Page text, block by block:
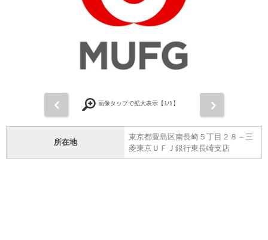
画像タップで拡大表示【1/1】
所在地
東京都豊島区南長崎５丁目２８－三
菱東京ＵＦＪ銀行東長崎支店